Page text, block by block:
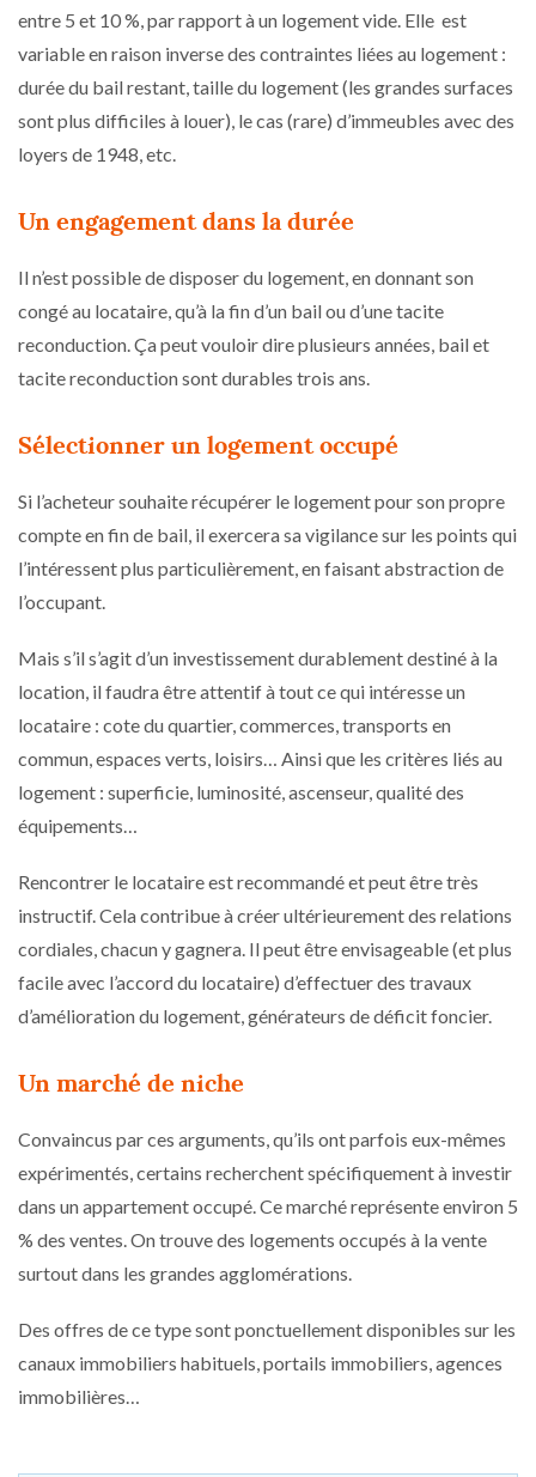
entre 5 et 10 %, par rapport à un logement vide. Elle est
variable en raison inverse des contraintes liées au logement :
durée du bail restant, taille du logement (les grandes surfaces
sont plus difficiles à louer), le cas (rare) d’immeubles avec des
loyers de 1948, etc.
Un engagement dans la durée
Il n’est possible de disposer du logement, en donnant son
congé au locataire, qu’à la fin d’un bail ou d’une tacite
reconduction. Ça peut vouloir dire plusieurs années, bail et
tacite reconduction sont durables trois ans.
Sélectionner un logement occupé
Si l’acheteur souhaite récupérer le logement pour son propre
compte en fin de bail, il exercera sa vigilance sur les points qui
l’intéressent plus particulièrement, en faisant abstraction de
l’occupant.
Mais s’il s’agit d’un investissement durablement destiné à la
location, il faudra être attentif à tout ce qui intéresse un
locataire : cote du quartier, commerces, transports en
commun, espaces verts, loisirs… Ainsi que les critères liés au
logement : superficie, luminosité, ascenseur, qualité des
équipements…
Rencontrer le locataire est recommandé et peut être très
instructif. Cela contribue à créer ultérieurement des relations
cordiales, chacun y gagnera. Il peut être envisageable (et plus
facile avec l’accord du locataire) d’effectuer des travaux
d’amélioration du logement, générateurs de déficit foncier.
Un marché de niche
Convaincus par ces arguments, qu’ils ont parfois eux-mêmes
expérimentés, certains recherchent spécifiquement à investir
dans un appartement occupé. Ce marché représente environ 5
% des ventes. On trouve des logements occupés à la vente
surtout dans les grandes agglomérations.
Des offres de ce type sont ponctuellement disponibles sur les
canaux immobiliers habituels, portails immobiliers, agences
immobilières…